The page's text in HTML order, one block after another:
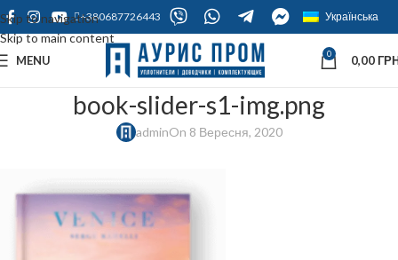
Skip to navigation
Skip to main content
+380687726443 Українська
MENU 0 0,00
book-slider-s1-img.png
adminOn 8 Вересня, 2020